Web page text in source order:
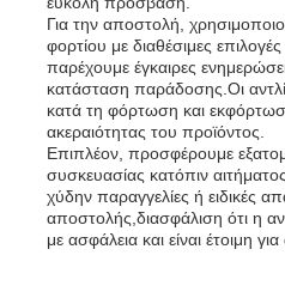
Για την αποστολή,
φορτίου με διαθέσιμες
παρέχουμε έγκαιρες
κατάσταση παράδοσης.Οι
κατά τη φόρτωση και
ακεραιότητας του προϊόντος.
Επιπλέον, προσφέρουμε
συσκευασίας κατόπιν
χύδην παραγγελίες ή ειδικές
αποστολής,διασφάλιση ότι η
με ασφάλεια και είναι έτοιμη